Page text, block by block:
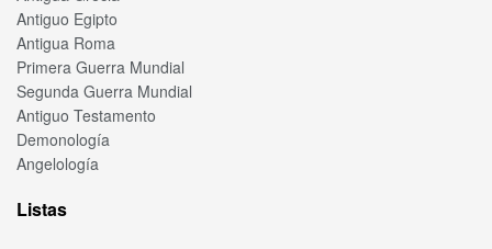
Antiguo Egipto
Antigua Roma
Primera Guerra Mundial
Segunda Guerra Mundial
Antiguo Testamento
Demonología
Angelología
Listas